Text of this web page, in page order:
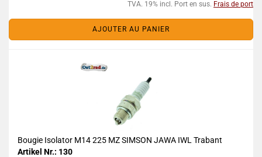
TVA. 19% incl. Port en sus. Frais de port
AJOUTER AU PANIER
Bougie Isolator M14 225 MZ SIMSON JAWA IWL Trabant
Artikel Nr.: 130